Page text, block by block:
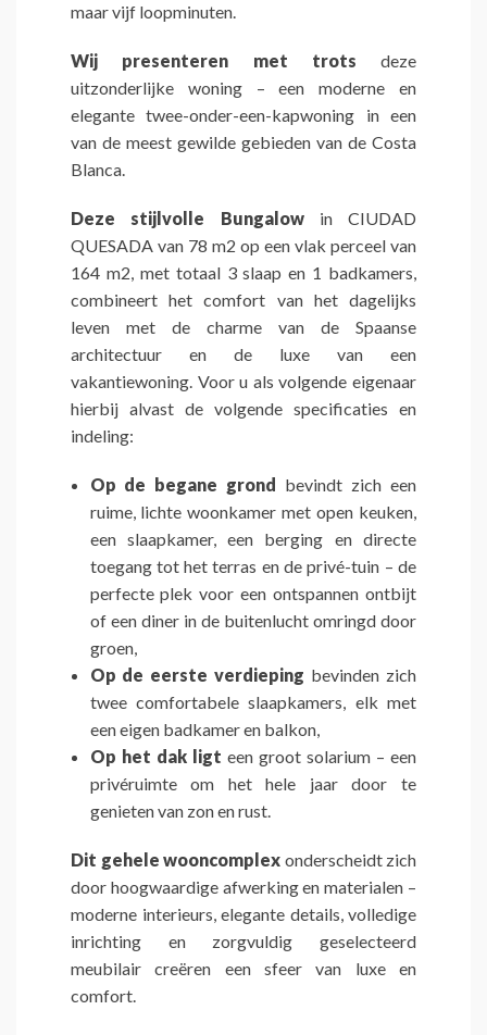
maar vijf loopminuten.
Wij presenteren met trots deze
uitzonderlijke woning – een moderne en
elegante twee-onder-een-kapwoning in een
van de meest gewilde gebieden van de Costa
Blanca.
Deze stijlvolle Bungalowin CIUDAD
QUESADA van 78 m2 op een vlak perceel van
164 m2, met totaal 3 slaap en 1 badkamers,
combineert het comfort van het dagelijks
leven met de charme van de Spaanse
architectuur en de luxe van een
vakantiewoning. Voor u als volgende eigenaar
hierbij alvast de volgende specificaties en
indeling:
Op de begane grond
bevindt zich een
ruime, lichte woonkamer met open keuken,
een slaapkamer, een berging en directe
toegang tot het terras en de privé-tuin – de
perfecte plek voor een ontspannen ontbijt
of een diner in de buitenlucht omringd door
groen,
Op de eerste verdieping bevinden zich
twee comfortabele slaapkamers, elk met
een eigen badkamer en balkon,
Op het dak ligt een groot solarium – een
privéruimte om het hele jaar door te
genieten van zon en rust.
Dit gehele wooncomplex onderscheidt zich
door hoogwaardige afwerking en materialen –
moderne interieurs, elegante details, volledige
inrichting en zorgvuldig geselecteerd
meubilair creëren een sfeer van luxe en
comfort.